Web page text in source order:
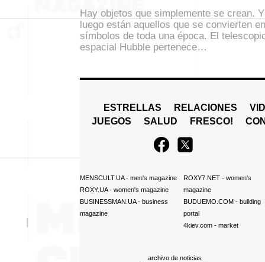
Hay objetos que simplemente se crean. Y
luego están aquellos que se convierten en
símbolos de toda una época. El
espacial Hubble pertenece…
ESTRELLAS RELACIONES
JUEGOS
SALUD FRESCO!
MENSCULT.UA- men's magazine
ROXY.UA- women's magazine
BUSINESSMAN.UA- business
magazine
ROXY7.NET- women's
magazine
BUDUEMO.COM- building
portal
4kiev.com- market
archivo de noticias